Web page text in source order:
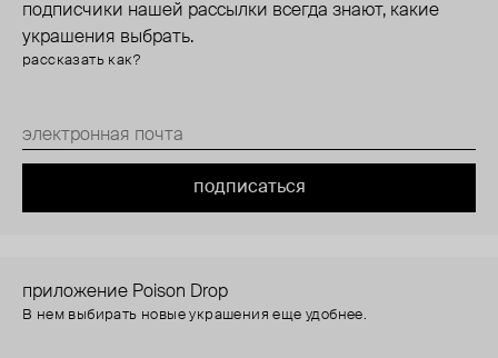
подписчики нашей рассылки всегда знают, какие
украшения выбрать.
рассказать как?
подписаться
приложение Poison Drop
В нем выбирать новые украшения еще удобнее.